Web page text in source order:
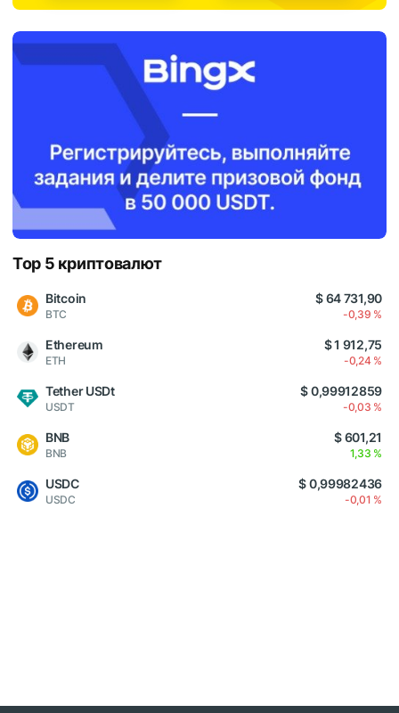
Top 5 криптовалют
Bitcoin
BTC
$ 64 731,90
-0,39 %
Ethereum
ETH
$ 1 912,75
-0,24 %
Tether USDt
USDT
$ 0,99912859
-0,03 %
BNB
BNB
$ 601,21
1,33 %
USDC
USDC
$ 0,99982436
-0,01 %